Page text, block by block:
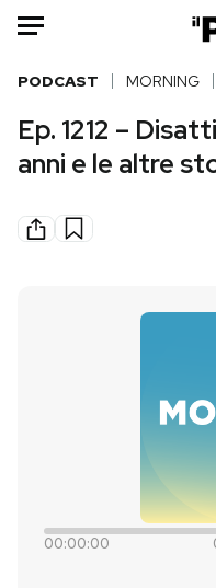
HOME
Mondo
Politica
PODCAST
PODCAST MORNING
Ep. 1212 –
anni e le altre
00:00:00